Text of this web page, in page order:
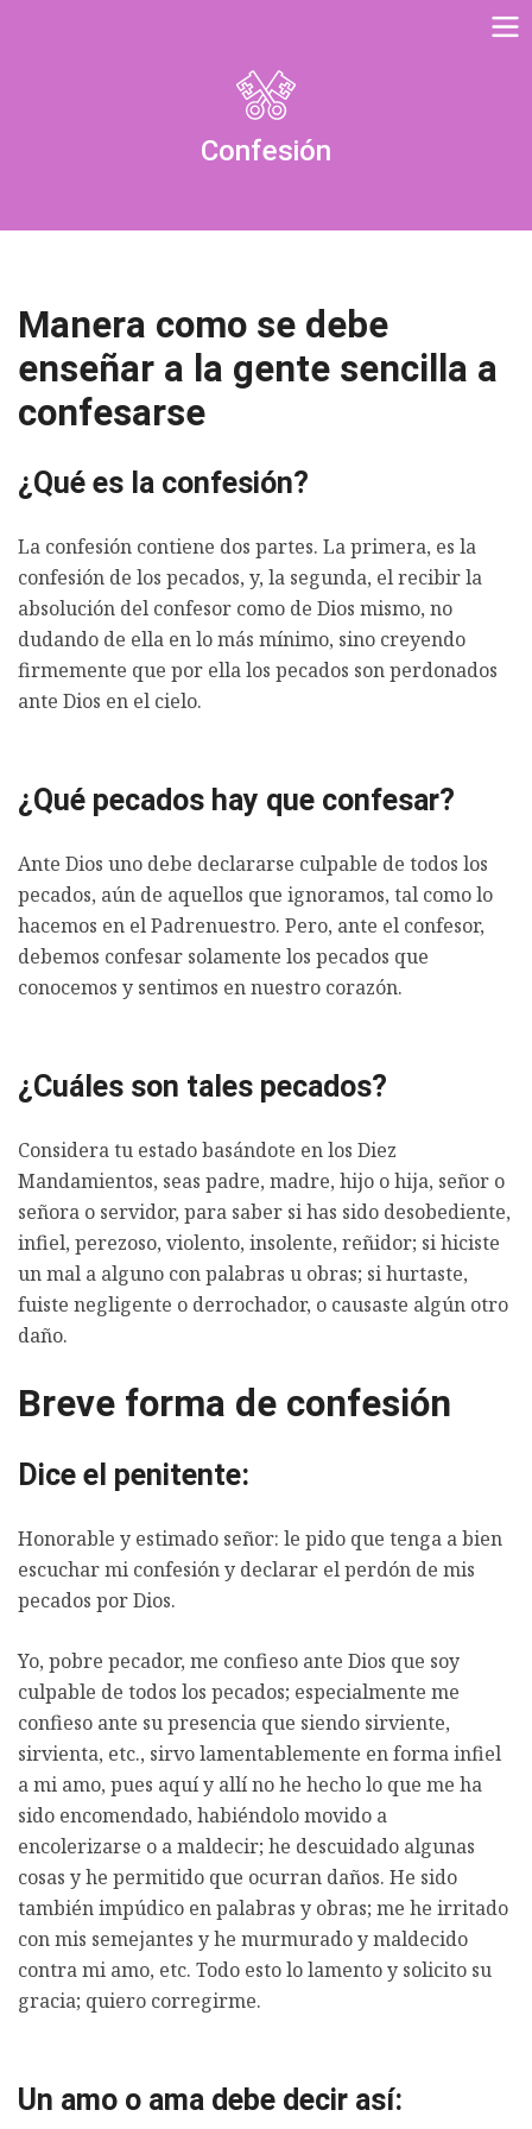
Confesión
Manera como se debe
enseñar a la gente sencilla a
confesarse
¿Qué es la confesión?
La confesión contiene dos partes. La primera, es la
confesión de los pecados, y, la segunda, el recibir la
absolución del confesor como de Dios mismo, no
dudando de ella en lo más mínimo, sino creyendo
firmemente que por ella los pecados son perdonados
ante Dios en el cielo.
¿Qué pecados hay que confesar?
Ante Dios uno debe declararse culpable de todos los
pecados, aún de aquellos que ignoramos, tal como lo
hacemos en el Padrenuestro. Pero, ante el confesor,
debemos confesar solamente los pecados que
conocemos y sentimos en nuestro corazón.
¿Cuáles son tales pecados?
Considera tu estado basándote en los Diez
Mandamientos, seas padre, madre, hijo o hija, señor o
señora o servidor, para saber si has sido desobediente,
infiel, perezoso, violento, insolente, reñidor; si hiciste
un mal a alguno con palabras u obras; si hurtaste,
fuiste negligente o derrochador, o causaste algún otro
daño.
Breve forma de confesión
Dice el penitente:
Honorable y estimado señor: le pido que tenga a bien
escuchar mi confesión y declarar el perdón de mis
pecados por Dios.
Yo, pobre pecador, me confieso ante Dios que soy
culpable de todos los pecados; especialmente me
confieso ante su presencia que siendo sirviente,
sirvienta, etc., sirvo lamentablemente en forma infiel
a mi amo, pues aquí y allí no he hecho lo que me ha
sido encomendado, habiéndolo movido a
encolerizarse o a maldecir; he descuidado algunas
cosas y he permitido que ocurran daños. He sido
también impúdico en palabras y obras; me he irritado
con mis semejantes y he murmurado y maldecido
contra mi amo, etc. Todo esto lo lamento y solicito su
gracia; quiero corregirme.
Un amo o ama debe decir así: